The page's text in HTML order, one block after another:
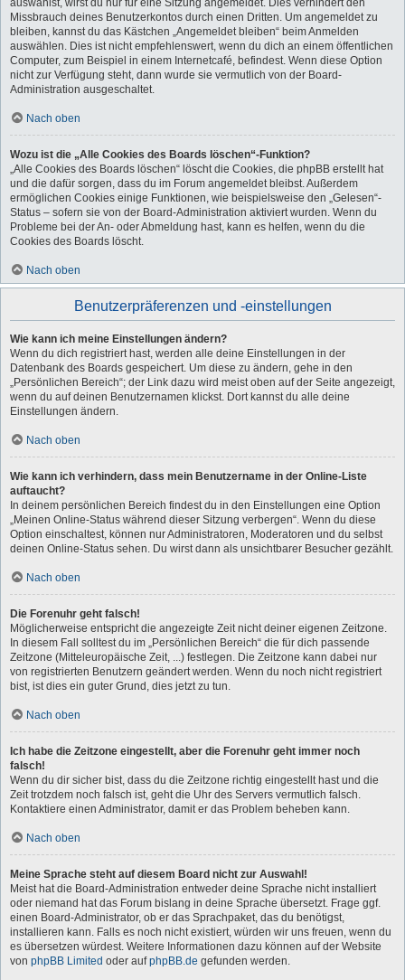
auswählst, wirst du nur für eine Sitzung angemeldet. Dies verhindert den
Missbrauch deines Benutzerkontos durch einen Dritten. Um angemeldet zu
bleiben, kannst du das Kästchen „Angemeldet bleiben“ beim Anmelden
auswählen. Dies ist nicht empfehlenswert, wenn du dich an einem öffentlichen
Computer, zum Beispiel in einem Internetcafé, befindest. Wenn diese Option
nicht zur Verfügung steht, dann wurde sie vermutlich von der Board-
Administration ausgeschaltet.
Nach oben
Wozu ist die „Alle Cookies des Boards löschen“-Funktion?
„Alle Cookies des Boards löschen“ löscht die Cookies, die phpBB erstellt hat
und die dafür sorgen, dass du im Forum angemeldet bleibst. Außerdem
ermöglichen Cookies einige Funktionen, wie beispielsweise den „Gelesen“-
Status – sofern sie von der Board-Administration aktiviert wurden. Wenn du
Probleme bei der An- oder Abmeldung hast, kann es helfen, wenn du die
Cookies des Boards löscht.
Nach oben
Benutzerpräferenzen und -einstellungen
Wie kann ich meine Einstellungen ändern?
Wenn du dich registriert hast, werden alle deine Einstellungen in der
Datenbank des Boards gespeichert. Um diese zu ändern, gehe in den
„Persönlichen Bereich“; der Link dazu wird meist oben auf der Seite angezeigt,
wenn du auf deinen Benutzernamen klickst. Dort kannst du alle deine
Einstellungen ändern.
Nach oben
Wie kann ich verhindern, dass mein Benutzername in der Online-Liste
auftaucht?
In deinem persönlichen Bereich findest du in den Einstellungen eine Option
„Meinen Online-Status während dieser Sitzung verbergen“. Wenn du diese
Option einschaltest, können nur Administratoren, Moderatoren und du selbst
deinen Online-Status sehen. Du wirst dann als unsichtbarer Besucher gezählt.
Nach oben
Die Forenuhr geht falsch!
Möglicherweise entspricht die angezeigte Zeit nicht deiner eigenen Zeitzone.
In diesem Fall solltest du im „Persönlichen Bereich“ die für dich passende
Zeitzone (Mitteleuropäische Zeit, ...) festlegen. Die Zeitzone kann dabei nur
von registrierten Benutzern geändert werden. Wenn du noch nicht registriert
bist, ist dies ein guter Grund, dies jetzt zu tun.
Nach oben
Ich habe die Zeitzone eingestellt, aber die Forenuhr geht immer noch
falsch!
Wenn du dir sicher bist, dass du die Zeitzone richtig eingestellt hast und die
Zeit trotzdem noch falsch ist, geht die Uhr des Servers vermutlich falsch.
Kontaktiere einen Administrator, damit er das Problem beheben kann.
Nach oben
Meine Sprache steht auf diesem Board nicht zur Auswahl!
Meist hat die Board-Administration entweder deine Sprache nicht installiert
oder niemand hat das Forum bislang in deine Sprache übersetzt. Frage ggf.
einen Board-Administrator, ob er das Sprachpaket, das du benötigst,
installieren kann. Falls es noch nicht existiert, würden wir uns freuen, wenn du
es übersetzen würdest. Weitere Informationen dazu können auf der Website
von phpBB Limited oder aufphpBB.de gefunden werden.